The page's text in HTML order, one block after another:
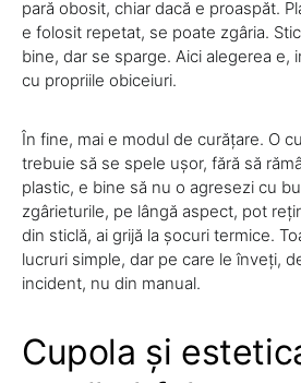
pară obosit, chiar dacă e proaspăt.
e folosit repetat, se poate zgâria.
bine, dar se sparge. Aici alegerea e,
cu propriile obiceiuri.
În fine, mai e modul de curățare. O
trebuie să se spele ușor, fără să
plastic, e bine să nu o agresezi cu
zgârieturile, pe lângă aspect, pot
din sticlă, ai grijă la șocuri termice.
lucruri simple, dar pe care le înveți,
incident, nu din manual.
Cupola și